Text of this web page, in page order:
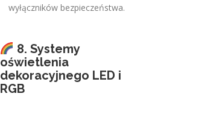
wyłączników bezpieczeństwa.
8. Systemy
oświetlenia
dekoracyjnego LED i
RGB